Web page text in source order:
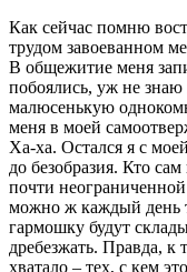
Как сейчас помню
трудом завоеванном
В общежитие меня
побоялись, уж не
малюсенькую
меня в моей
Ха-ха. Остался я с
до безобразия. Кто
почти
можно ж каждый день
гармошку будут
дребезжать. Правда, к
хватало – тех, с кем